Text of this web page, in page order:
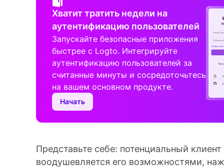
Хватит тратить недели на
аутентификацию пользователей
Запускайте безопасные приложения
быстрее с Logto. Интегрируйте
аутентификацию пользователей за
считанные минуты и сосредоточьтесь
на вашем основном продукте.
Начать
Представьте себе: потенциальный
воодушевляется его возможностями,